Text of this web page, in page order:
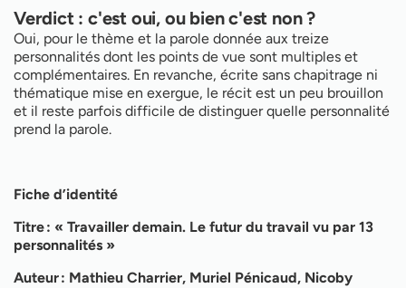
Verdict : c'est oui, ou bien c'est non ?
Oui, pour le thème et la parole donnée aux treize
personnalités dont les points de vue sont multiples et
complémentaires. En revanche, écrite sans chapitrage ni
thématique mise en exergue, le récit est un peu brouillon
et il reste parfois difficile de distinguer quelle personnalité
prend la parole.
Fiche d’identité
Titre : « Travailler demain. Le futur du travail vu par 13
personnalités »
Auteur : Mathieu Charrier, Muriel Pénicaud, Nicoby